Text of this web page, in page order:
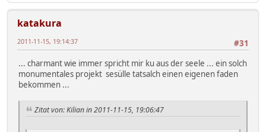
katakura
#31
2011-11-15, 19:14:37
... charmant wie immer spricht mir ku aus der seele ... ein solch
monumentales projekt sesülle tatsalch einen eigenen faden
bekommen ...
Zitat von: Kilian in 2011-11-15, 19:06:47